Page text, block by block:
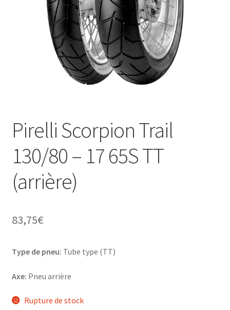
Pirelli Scorpion Trail
130/80 – 17 65S TT
(arrière)
83,75€
Type de pneu: Tube type (TT)
Axe: Pneu arrière
Rupture de stock